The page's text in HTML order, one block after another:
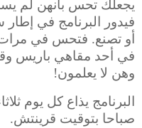
يجعلك تحس بأنهن لم
فيدور البرنامج في
أو تصنع. فتحس في مرات
في أحد مقاهي باريس
وهن لا يعلمون!
البرنامج يذاع كل يوم
صباحا بتوقيت قرينتش.